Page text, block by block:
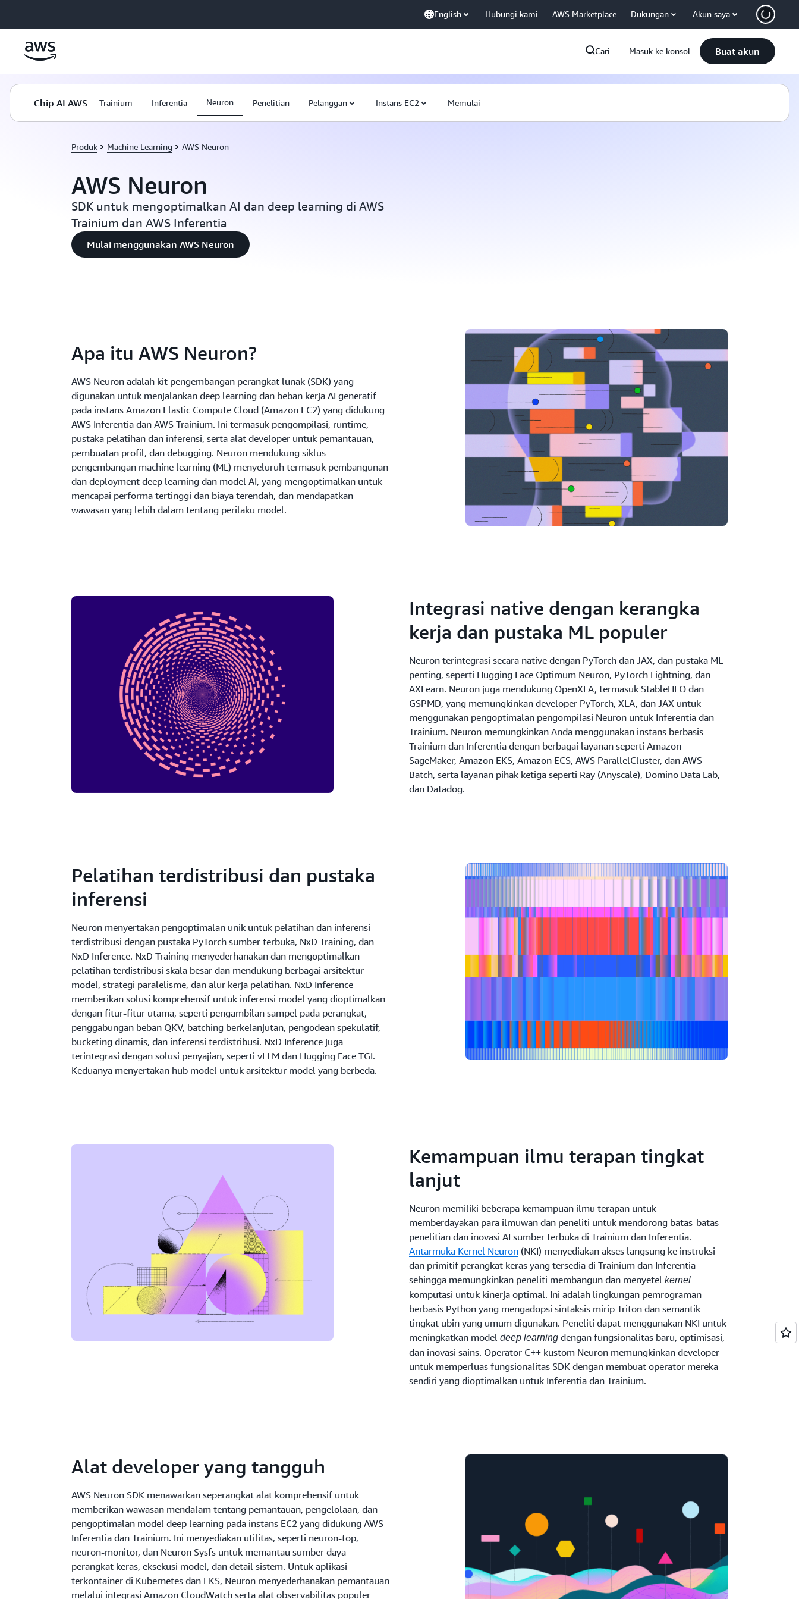
English Hubungi kami AWS Marketplace Dukungan Akun saya
Cari Masuk ke konsol Buat akun
Chip AI AWS Trainium Inferentia Neuron Penelitian Pelanggan Instans EC2 Memulai
Produk Machine Learning AWS Neuron
AWS Neuron
SDK untuk mengoptimalkan AI dan deep learning di AWS
Trainium dan AWS Inferentia
Mulai menggunakan AWS Neuron
Apa itu AWS Neuron?
AWS Neuron adalah kit pengembangan perangkat lunak (SDK) yang
digunakan untuk menjalankan deep learning dan beban kerja AI generatif
pada instans Amazon Elastic Compute Cloud (Amazon EC2) yang didukung
AWS Inferentia dan AWS Trainium. Ini termasuk pengompilasi, runtime,
pustaka pelatihan dan inferensi, serta alat developer untuk pemantauan,
pembuatan profil, dan debugging. Neuron mendukung siklus
pengembangan machine learning (ML) menyeluruh termasuk pembangunan
dan deployment deep learning dan model AI, yang mengoptimalkan untuk
mencapai performa tertinggi dan biaya terendah, dan mendapatkan
wawasan yang lebih dalam tentang perilaku model.
Integrasi native dengan kerangka
kerja dan pustaka ML populer
Neuron terintegrasi secara native dengan PyTorch dan JAX, dan pustaka ML
penting, seperti Hugging Face Optimum Neuron, PyTorch Lightning, dan
AXLearn. Neuron juga mendukung OpenXLA, termasuk StableHLO dan
GSPMD, yang memungkinkan developer PyTorch, XLA, dan JAX untuk
menggunakan pengoptimalan pengompilasi Neuron untuk Inferentia dan
Trainium. Neuron memungkinkan Anda menggunakan instans berbasis
Trainium dan Inferentia dengan berbagai layanan seperti Amazon
SageMaker, Amazon EKS, Amazon ECS, AWS ParallelCluster, dan AWS
Batch, serta layanan pihak ketiga seperti Ray (Anyscale), Domino Data Lab,
dan Datadog.
Pelatihan terdistribusi dan pustaka
inferensi
Neuron menyertakan pengoptimalan unik untuk pelatihan dan inferensi
terdistribusi dengan pustaka PyTorch sumber terbuka, NxD Training, dan
NxD Inference. NxD Training menyederhanakan dan mengoptimalkan
pelatihan terdistribusi skala besar dan mendukung berbagai arsitektur
model, strategi paralelisme, dan alur kerja pelatihan. NxD Inference
memberikan solusi komprehensif untuk inferensi model yang dioptimalkan
dengan fitur-fitur utama, seperti pengambilan sampel pada perangkat,
penggabungan beban QKV, batching berkelanjutan, pengodean spekulatif,
bucketing dinamis, dan inferensi terdistribusi. NxD Inference juga
terintegrasi dengan solusi penyajian, seperti vLLM dan Hugging Face TGI.
Keduanya menyertakan hub model untuk arsitektur model yang berbeda.
Kemampuan ilmu terapan tingkat
lanjut
Neuron memiliki beberapa kemampuan ilmu terapan untuk
memberdayakan para ilmuwan dan peneliti untuk mendorong batas-batas
penelitian dan inovasi AI sumber terbuka di Trainium dan Inferentia.
Antarmuka Kernel Neuron (NKI) menyediakan akses langsung ke instruksi
dan primitif perangkat keras yang tersedia di Trainium dan Inferentia
sehingga memungkinkan peneliti membangun dan menyetel kernel
komputasi untuk kinerja optimal. Ini adalah lingkungan pemrograman
berbasis Python yang mengadopsi sintaksis mirip Triton dan semantik
tingkat ubin yang umum digunakan. Peneliti dapat menggunakan NKI untuk
meningkatkan model deep learning dengan fungsionalitas baru, optimisasi,
dan inovasi sains. Operator C++ kustom Neuron memungkinkan developer
untuk memperluas fungsionalitas SDK dengan membuat operator mereka
sendiri yang dioptimalkan untuk Inferentia dan Trainium.
Alat developer yang tangguh
AWS Neuron SDK menawarkan seperangkat alat komprehensif untuk
memberikan wawasan mendalam tentang pemantauan, pengelolaan, dan
pengoptimalan model deep learning pada instans EC2 yang didukung AWS
Inferentia dan Trainium. Ini menyediakan utilitas, seperti neuron-top,
neuron-monitor, dan Neuron Sysfs untuk memantau sumber daya
perangkat keras, eksekusi model, dan detail sistem. Untuk aplikasi
terkontainer di Kubernetes dan EKS, Neuron menyederhanakan pemantauan
melalui integrasi Amazon CloudWatch serta alat observabilitas populer